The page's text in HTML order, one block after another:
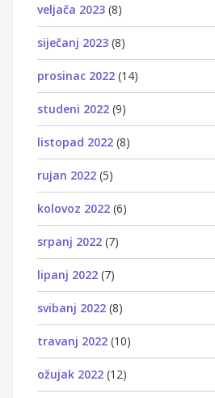
veljača 2023 (8)
siječanj 2023 (8)
prosinac 2022 (14)
studeni 2022 (9)
listopad 2022 (8)
rujan 2022 (5)
kolovoz 2022 (6)
srpanj 2022 (7)
lipanj 2022 (7)
svibanj 2022 (8)
travanj 2022 (10)
ožujak 2022 (12)